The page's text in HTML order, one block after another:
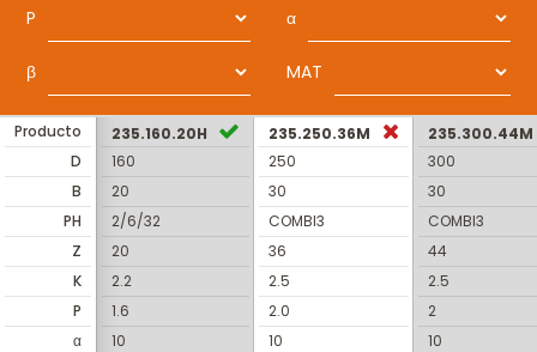
P α
β MAT
Producto
D
B
PH
Z
K
P
α
235.160.20H
160
20
2/6/32
20
2.2
1.6
10
235.250.36M
250
30
COMBI3
36
2.5
2.0
10
235.300.44M
300
30
COMBI3
44
2.5
2
10